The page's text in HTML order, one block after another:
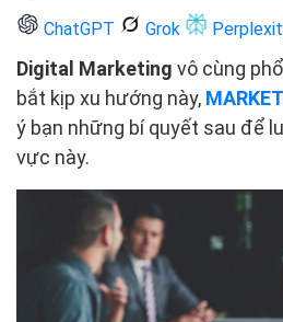
ChatGPT Grok
Digital Marketing vô cùng
bắt kịp xu hướng này,
ý bạn những bí quyết sau để
vực này.